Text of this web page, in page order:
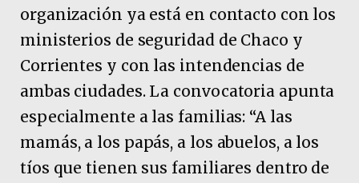
organización ya está en contacto con los
ministerios de seguridad de Chaco y
Corrientes y con las intendencias de
ambas ciudades. La convocatoria apunta
especialmente a las familias: “A las
mamás, a los papás, a los abuelos, a los
tíos que tienen sus familiares dentro de